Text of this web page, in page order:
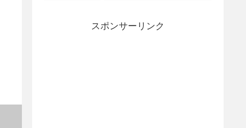
スポンサーリンク